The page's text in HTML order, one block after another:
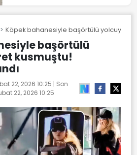
Köpek bahanesiyle başörtülü yolcuya
başörtülü
kusmuştu!
22, 2026 10:25 | Son
22, 2026 10:25